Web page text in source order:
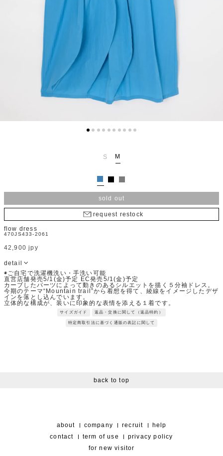
S M
sold out
request restock
flow dress
470JS433-2061
42,900 jpy
detail
◉ご自宅で洗濯機洗い・手洗い可能
直営店舗発売5/1(金)予定 EC発売5/1(金)予定
カーブしたパーツによって動きのあるシルエットを描く５分袖ドレス。
今期のテーマ“Mountain trail”から着想を得て、綾線をイメージしたデザ
インを落とし込んでいます。
立体的な構成が、装いに印象的な表情を添える１着です。
Fabric：軽量ナイロン素材に撥水加工が施してある。
スポーティな素材でありながら、ナチュラルな表情に仕上げているので
シワになりにくく、イージーケア性に富んだ素材。
サイズガイド 返品・交換に関して（返品特約）
特定商取引法に基づく通販の表記に関して
back to top
about company recruit
help
contact
term of use
privacy policy
for new visitor